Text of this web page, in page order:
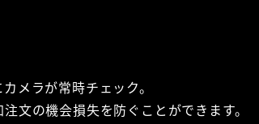
メラが常時チェック。
文の機会損失を防ぐことができます。